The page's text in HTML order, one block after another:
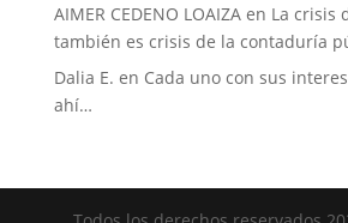
AIMER CEDENO LOAIZAen La crisis
también es crisis de la contaduría
Dalia E. en Cada uno con sus
ahí…